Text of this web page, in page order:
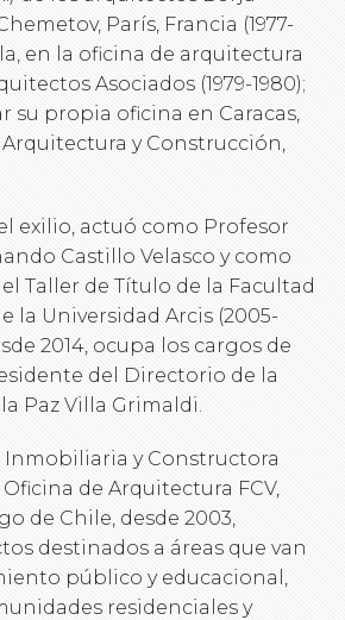
París, Francia (1977-
en la oficina de arquitectura
Asociados (1979-1980);
su propia oficina en Caracas,
y Construcción,
exilio, actuó como Profesor
Castillo Velasco y como
Taller de Título de la Facultad
la Universidad Arcis (2005-
2014, ocupa los cargos de
del Directorio de la
Paz Villa Grimaldi.
Inmobiliaria y Constructora
de Arquitectura FCV,
de Chile, desde 2003,
destinados a áreas que van
público y educacional,
residenciales y